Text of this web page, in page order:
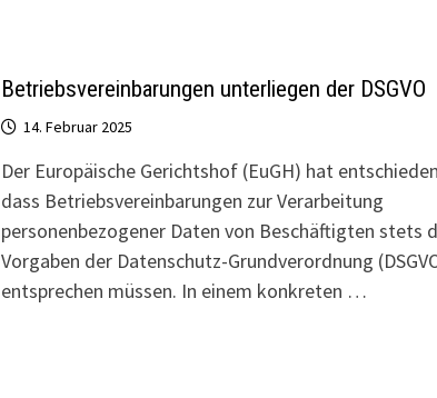
Betriebsvereinbarungen unterliegen der DSGVO
14. Februar 2025
Der Europäische Gerichtshof (EuGH) hat
dass Betriebsvereinbarungen zur Verarbeitung
personenbezogener Daten von Beschäftigten stets
Vorgaben der Datenschutz-Grundverordnung
entsprechen müssen. In einem konkreten …